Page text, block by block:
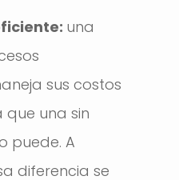
una
sus costos
una sin
puede. A
diferencia se